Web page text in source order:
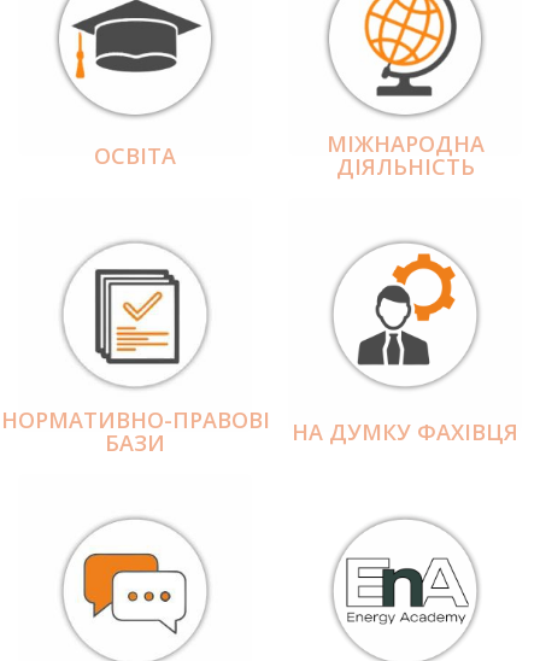
ОСВІТА МІЖНАРОДНА
ДІЯЛЬНІCТЬ
НОРМАТИВНО-ПРАВОВІ
БАЗИ НА ДУМКУ ФАХІВЦЯ